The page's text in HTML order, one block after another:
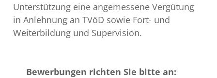
Unterstützung eine angemessene Vergütung
in Anlehnung an TVöD sowie Fort- und
Weiterbildung und Supervision.
Bewerbungen richten Sie bitte an: